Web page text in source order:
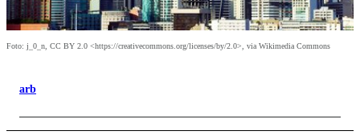
Foto: j_0_n, CC BY 2.0 <https://creativecommons.org/licenses/by/2.0>, via Wikimedia Commons
arb